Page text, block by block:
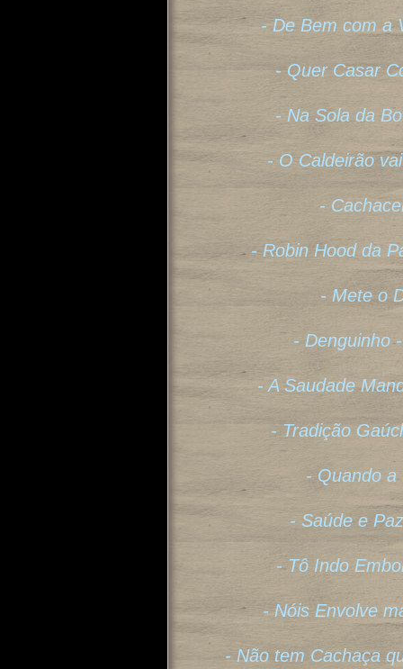
- De Bem com a
- Quer Casar
- Na Sola da
- O Caldeirão
-
- Robin Hood da
- Mete o
- Denguinho
- A Saudade
- Tradição
- Quando a
- Saúde e
- Tô Indo
- Nóis Envolve
- Não tem Cachaça